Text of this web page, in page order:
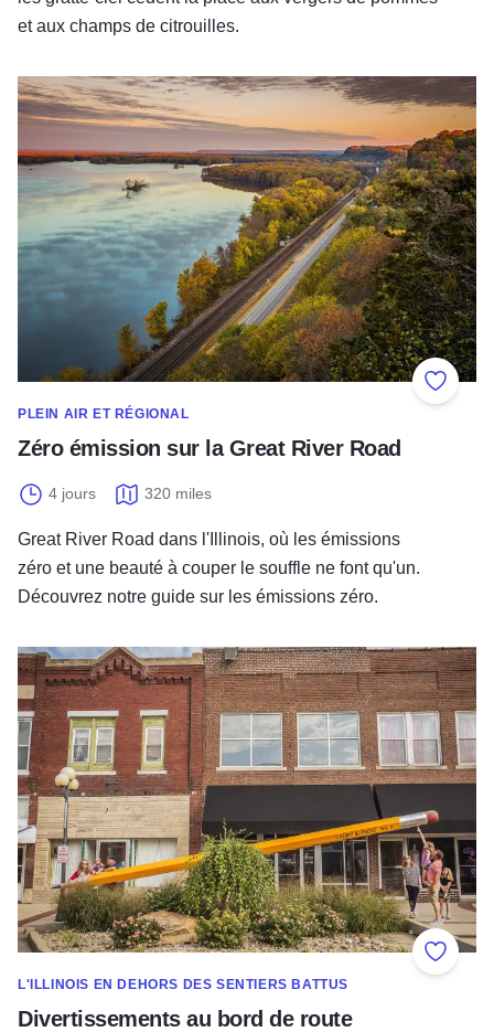
et aux champs de citrouilles.
PLEIN AIR ET RÉGIONAL
Zéro émission sur la Great River Road
4 jours 320 miles
Great River Road dans l'Illinois, où les émissions
zéro et une beauté à couper le souffle ne font qu'un.
Découvrez notre guide sur les émissions zéro.
Zéro émission sur la Great River Road
L'ILLINOIS EN DEHORS DES SENTIERS BATTUS
Divertissements au bord de route
Divertissements au bord de route